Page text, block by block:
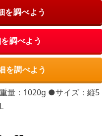
を調べよう
調べよう
を調べよう
量：1020g ●サイズ：縦5